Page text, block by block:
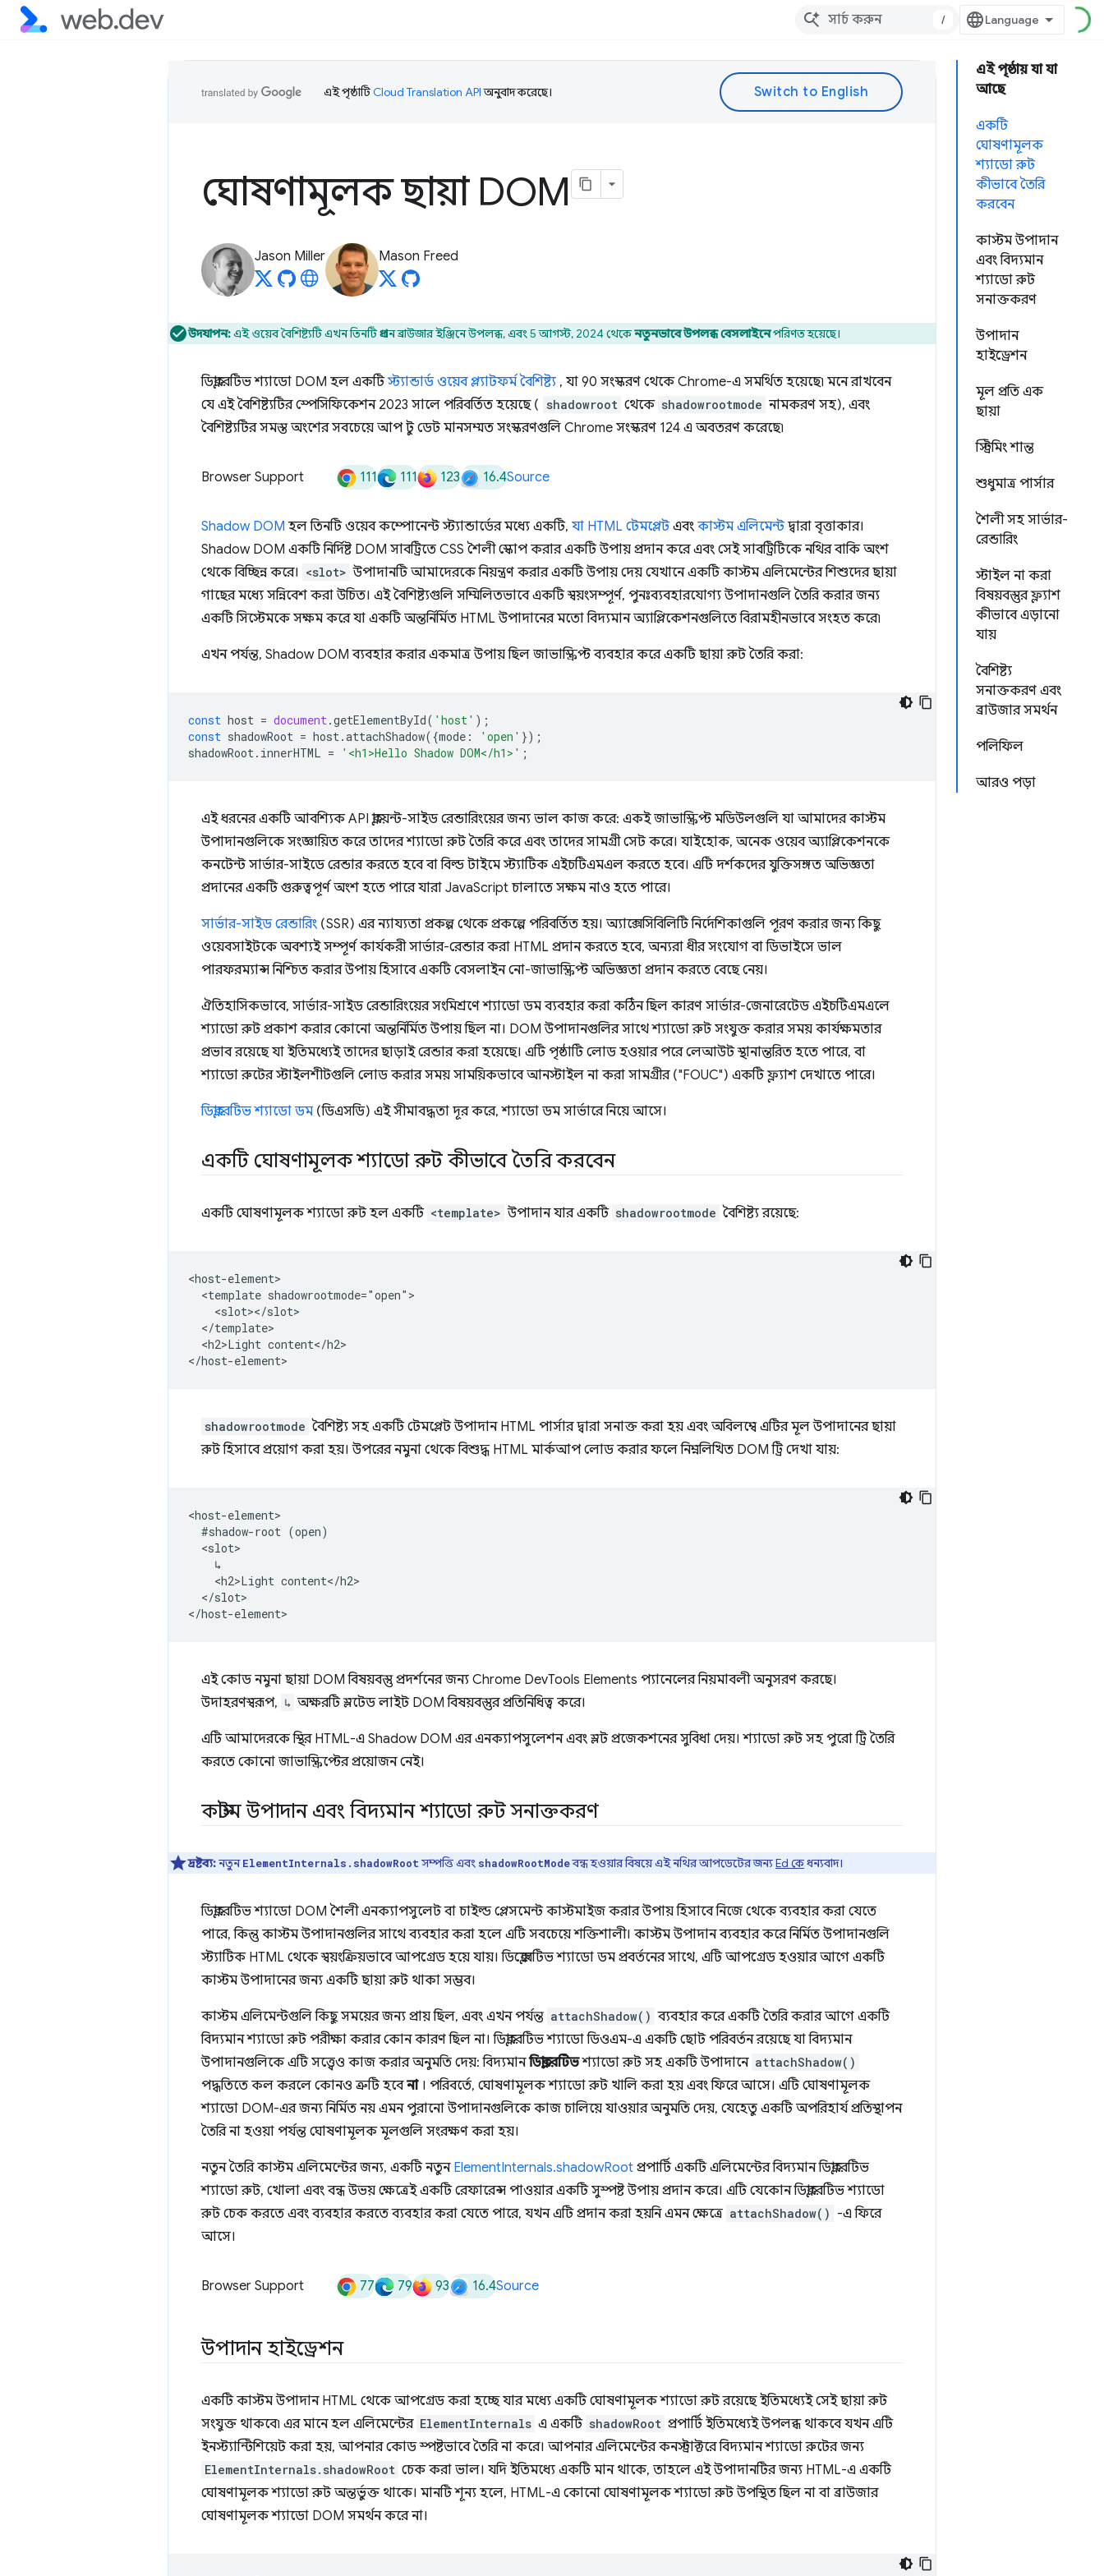
/
এই পৃষ্ঠায় যা যা
আছে
একটি
ঘোষণামূলক
শ্যাডো রুট
কীভাবে তৈরি
করবেন
কাস্টম উপাদান
এবং বিদ্যমান
শ্যাডো রুট
সনাক্তকরণ
উপাদান
হাইড্রেশন
মূল প্রতি এক
ছায়া
স্ট্রিমিং শান্ত
শুধুমাত্র পার্সার
শৈলী সহ সার্ভার-
রেন্ডারিং
স্টাইল না করা
বিষয়বস্তুর ফ্ল্যাশ
কীভাবে এড়ানো
যায়
বৈশিষ্ট্য
সনাক্তকরণ এবং
ব্রাউজার সমর্থন
পলিফিল
আরও পড়া
এই পৃষ্ঠাটিCloud Translation APIঅনুবাদ করেছে।
ঘোষণামূলক ছায়া DOM
Jason Miller Mason Freed
উদযাপন:এই ওয়েব বৈশিষ্ট্যটি এখন তিনটি প্রধান ব্রাউজার ইঞ্জিনে উপলব্ধ, এবং 5 আগস্ট, 2024 থেকেনতুনভাবে উপলব্ধ বেসলাইনেপরিণত হয়েছে।
ডিক্লারেটিভ শ্যাডো DOM হল একটিস্ট্যান্ডার্ড ওয়েব প্ল্যাটফর্ম বৈশিষ্ট্য , যা 90 সংস্করণ থেকে Chrome-এ সমর্থিত হয়েছে৷ মনে রাখবেন
যে এই বৈশিষ্ট্যটির স্পেসিফিকেশন 2023 সালে পরিবর্তিত হয়েছে ( shadowroot থেকে shadowrootmode নামকরণ সহ), এবং
বৈশিষ্ট্যটির সমস্ত অংশের সবচেয়ে আপ টু ডেট মানসম্মত সংস্করণগুলি Chrome সংস্করণ 124 এ অবতরণ করেছে৷
Browser Support 111 111 123 16.4Source
Shadow DOM হল তিনটি ওয়েব কম্পোনেন্ট স্ট্যান্ডার্ডের মধ্যে একটি, যা HTML টেমপ্লেটএবং কাস্টম এলিমেন্টদ্বারা বৃত্তাকার।
Shadow DOM একটি নির্দিষ্ট DOM সাবট্রিতে CSS শৈলী স্কোপ করার একটি উপায় প্রদান করে এবং সেই সাবট্রিটিকে নথির বাকি অংশ
থেকে বিচ্ছিন্ন করে। <slot> উপাদানটি আমাদেরকে নিয়ন্ত্রণ করার একটি উপায় দেয় যেখানে একটি কাস্টম এলিমেন্টের শিশুদের ছায়া
গাছের মধ্যে সন্নিবেশ করা উচিত। এই বৈশিষ্ট্যগুলি সম্মিলিতভাবে একটি স্বয়ংসম্পূর্ণ, পুনঃব্যবহারযোগ্য উপাদানগুলি তৈরি করার জন্য
একটি সিস্টেমকে সক্ষম করে যা একটি অন্তর্নির্মিত HTML উপাদানের মতো বিদ্যমান অ্যাপ্লিকেশনগুলিতে বিরামহীনভাবে সংহত করে৷
এখন পর্যন্ত, Shadow DOM ব্যবহার করার একমাত্র উপায় ছিল জাভাস্ক্রিপ্ট ব্যবহার করে একটি ছায়া রুট তৈরি করা:
const host = document.getElementById( 'host' );
const shadowRoot = host.attachShadow({mode : 'open' });
shadowRoot. innerHTML = '<h1>Hello Shadow DOM</h1>' ;
এই ধরনের একটি আবশ্যিক API ক্লায়েন্ট-সাইড রেন্ডারিংয়ের জন্য ভাল কাজ করে: একই জাভাস্ক্রিপ্ট মডিউলগুলি যা আমাদের কাস্টম
উপাদানগুলিকে সংজ্ঞায়িত করে তাদের শ্যাডো রুট তৈরি করে এবং তাদের সামগ্রী সেট করে। যাইহোক, অনেক ওয়েব অ্যাপ্লিকেশনকে
কনটেন্ট সার্ভার-সাইডে রেন্ডার করতে হবে বা বিল্ড টাইমে স্ট্যাটিক এইচটিএমএল করতে হবে। এটি দর্শকদের যুক্তিসঙ্গত অভিজ্ঞতা
প্রদানের একটি গুরুত্বপূর্ণ অংশ হতে পারে যারা JavaScript চালাতে সক্ষম নাও হতে পারে।
সার্ভার-সাইড রেন্ডারিং (SSR) এর ন্যায্যতা প্রকল্প থেকে প্রকল্পে পরিবর্তিত হয়। অ্যাক্সেসিবিলিটি নির্দেশিকাগুলি পূরণ করার জন্য কিছু
ওয়েবসাইটকে অবশ্যই সম্পূর্ণ কার্যকরী সার্ভার-রেন্ডার করা HTML প্রদান করতে হবে, অন্যরা ধীর সংযোগ বা ডিভাইসে ভাল
পারফরম্যান্স নিশ্চিত করার উপায় হিসাবে একটি বেসলাইন নো-জাভাস্ক্রিপ্ট অভিজ্ঞতা প্রদান করতে বেছে নেয়।
ঐতিহাসিকভাবে, সার্ভার-সাইড রেন্ডারিংয়ের সংমিশ্রণে শ্যাডো ডম ব্যবহার করা কঠিন ছিল কারণ সার্ভার-জেনারেটেড এইচটিএমএলে
শ্যাডো রুট প্রকাশ করার কোনো অন্তর্নির্মিত উপায় ছিল না। DOM উপাদানগুলির সাথে শ্যাডো রুট সংযুক্ত করার সময় কার্যক্ষমতার
প্রভাব রয়েছে যা ইতিমধ্যেই তাদের ছাড়াই রেন্ডার করা হয়েছে। এটি পৃষ্ঠাটি লোড হওয়ার পরে লেআউট স্থানান্তরিত হতে পারে, বা
শ্যাডো রুটের স্টাইলশীটগুলি লোড করার সময় সাময়িকভাবে আনস্টাইল না করা সামগ্রীর ("FOUC") একটি ফ্ল্যাশ দেখাতে পারে।
ডিক্লারেটিভ শ্যাডো ডম (ডিএসডি) এই সীমাবদ্ধতা দূর করে, শ্যাডো ডম সার্ভারে নিয়ে আসে।
একটি ঘোষণামূলক শ্যাডো রুট কীভাবে তৈরি করবেন
একটি ঘোষণামূলক শ্যাডো রুট হল একটি <template> উপাদান যার একটি shadowrootmode বৈশিষ্ট্য রয়েছে:
<host-element>
  <template shadowrootmode="open">
    <slot></slot>
  </template>
  <h2>Light content</h2>
shadowrootmode বৈশিষ্ট্য সহ একটি টেমপ্লেট উপাদান HTML পার্সার দ্বারা সনাক্ত করা হয় এবং অবিলম্বে এটির মূল উপাদানের ছায়া
রুট হিসাবে প্রয়োগ করা হয়। উপরের নমুনা থেকে বিশুদ্ধ HTML মার্কআপ লোড করার ফলে নিম্নলিখিত DOM ট্রি দেখা যায়:
<host-element>
  #shadow-root (open)
  <slot>
    ↳
    <h2>Light content</h2>
  </slot>
এই কোড নমুনা ছায়া DOM বিষয়বস্তু প্রদর্শনের জন্য Chrome DevTools Elements প্যানেলের নিয়মাবলী অনুসরণ করছে।
উদাহরণস্বরূপ, ↳ অক্ষরটি স্লটেড লাইট DOM বিষয়বস্তুর প্রতিনিধিত্ব করে।
এটি আমাদেরকে স্থির HTML-এ Shadow DOM এর এনক্যাপসুলেশন এবং স্লট প্রজেকশনের সুবিধা দেয়। শ্যাডো রুট সহ পুরো ট্রি তৈরি
করতে কোনো জাভাস্ক্রিপ্টের প্রয়োজন নেই।
কাস্টম উপাদান এবং বিদ্যমান শ্যাডো রুট সনাক্তকরণ
দ্রষ্টব্য:নতুনElementInternals.shadowRoot সম্পত্তি এবং shadowRootModeবন্ধ হওয়ার বিষয়ে এই নথির আপডেটের জন্যEd কেধন্যবাদ।
ডিক্লারেটিভ শ্যাডো DOM শৈলী এনক্যাপসুলেট বা চাইল্ড প্লেসমেন্ট কাস্টমাইজ করার উপায় হিসাবে নিজে থেকে ব্যবহার করা যেতে
পারে, কিন্তু কাস্টম উপাদানগুলির সাথে ব্যবহার করা হলে এটি সবচেয়ে শক্তিশালী। কাস্টম উপাদান ব্যবহার করে নির্মিত উপাদানগুলি
স্ট্যাটিক HTML থেকে স্বয়ংক্রিয়ভাবে আপগ্রেড হয়ে যায়। ডিক্লেরেটিভ শ্যাডো ডম প্রবর্তনের সাথে, এটি আপগ্রেড হওয়ার আগে একটি
কাস্টম উপাদানের জন্য একটি ছায়া রুট থাকা সম্ভব।
কাস্টম এলিমেন্টগুলি কিছু সময়ের জন্য প্রায় ছিল, এবং এখন পর্যন্ত attachShadow() ব্যবহার করে একটি তৈরি করার আগে একটি
বিদ্যমান শ্যাডো রুট পরীক্ষা করার কোন কারণ ছিল না। ডিক্লারেটিভ শ্যাডো ডিওএম-এ একটি ছোট পরিবর্তন রয়েছে যা বিদ্যমান
উপাদানগুলিকে এটি সত্ত্বেও কাজ করার অনুমতি দেয়: বিদ্যমানডিক্লারেটিভশ্যাডো রুট সহ একটি উপাদানে attachShadow()
পদ্ধতিতে কল করলে কোনও ত্রুটি হবেনা। পরিবর্তে, ঘোষণামূলক শ্যাডো রুট খালি করা হয় এবং ফিরে আসে। এটি ঘোষণামূলক
শ্যাডো DOM-এর জন্য নির্মিত নয় এমন পুরানো উপাদানগুলিকে কাজ চালিয়ে যাওয়ার অনুমতি দেয়, যেহেতু একটি অপরিহার্য প্রতিস্থাপন
তৈরি না হওয়া পর্যন্ত ঘোষণামূলক মূলগুলি সংরক্ষণ করা হয়।
নতুন তৈরি কাস্টম এলিমেন্টের জন্য, একটি নতুন ElementInternals.shadowRoot প্রপার্টি একটি এলিমেন্টের বিদ্যমান ডিক্লারেটিভ
শ্যাডো রুট, খোলা এবং বন্ধ উভয় ক্ষেত্রেই একটি রেফারেন্স পাওয়ার একটি সুস্পষ্ট উপায় প্রদান করে। এটি যেকোন ডিক্লারেটিভ শ্যাডো
রুট চেক করতে এবং ব্যবহার করতে ব্যবহার করা যেতে পারে, যখন এটি প্রদান করা হয়নি এমন ক্ষেত্রে attachShadow() -এ ফিরে
আসে।
Browser Support 77 79 93 16.4Source
উপাদান হাইড্রেশন
একটি কাস্টম উপাদান HTML থেকে আপগ্রেড করা হচ্ছে যার মধ্যে একটি ঘোষণামূলক শ্যাডো রুট রয়েছে ইতিমধ্যেই সেই ছায়া রুট
সংযুক্ত থাকবে৷ এর মানে হল এলিমেন্টের ElementInternals এ একটি shadowRoot প্রপার্টি ইতিমধ্যেই উপলব্ধ থাকবে যখন এটি
ইনস্ট্যান্টিশিয়েট করা হয়, আপনার কোড স্পষ্টভাবে তৈরি না করে। আপনার এলিমেন্টের কনস্ট্রাক্টরে বিদ্যমান শ্যাডো রুটের জন্য
ElementInternals.shadowRoot চেক করা ভাল। যদি ইতিমধ্যে একটি মান থাকে, তাহলে এই উপাদানটির জন্য HTML-এ একটি
ঘোষণামূলক শ্যাডো রুট অন্তর্ভুক্ত থাকে। মানটি শূন্য হলে, HTML-এ কোনো ঘোষণামূলক শ্যাডো রুট উপস্থিত ছিল না বা ব্রাউজার
ঘোষণামূলক শ্যাডো DOM সমর্থন করে না।